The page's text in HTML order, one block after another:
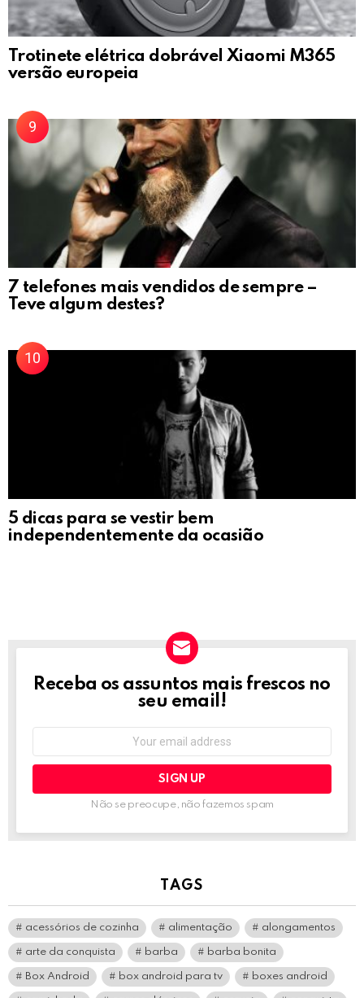
Trotinete elétrica dobrável Xiaomi M365
versão europeia
7 telefones mais vendidos de sempre –
Teve algum destes?
5 dicas para se vestir bem
independentemente da ocasião
NEWSLETTER
Receba os assuntos mais frescos no
seu email!
Não se preocupe, não fazemos spam
TAGS
acessórios de cozinha alimentação alongamentos
arte da conquista barba barba bonita
Box Android box android para tv boxes android